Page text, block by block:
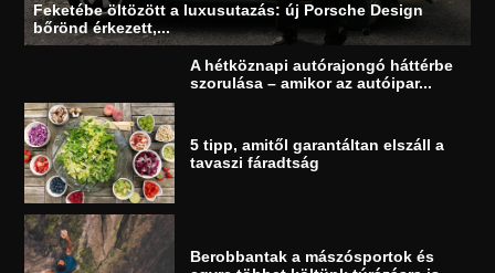
Feketébe öltözött a luxusutazás: új Porsche Design
bőrönd érkezett,...
A hétköznapi autórajongó háttérbe
szorulása – amikor az autóipar...
5 tipp, amitől garantáltan elszáll a
tavaszi fáradtság
Berobbantak a mászósportok és